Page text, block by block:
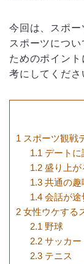
今回は、スポー
スポーツにつ
ためのポイン
考にしてくださ
1 スポーツ観戦
1.1 デートに
1.2盛り上が
1.3共通の趣
1.4会話が途
2 女性ウケする
2.1 野球
2.2サッカー
2.3テニス